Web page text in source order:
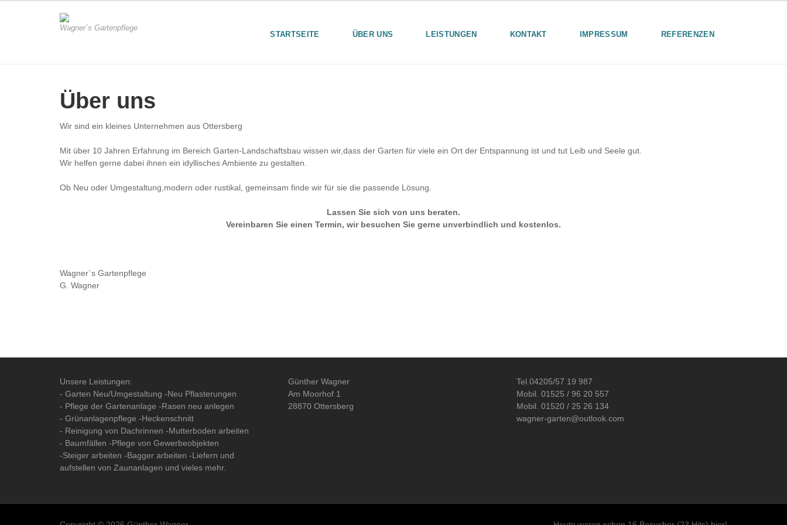
Wagner´s Gartenpflege
STARTSEITE ÜBER UNS LEISTUNGEN KONTAKT IMPRESSUM REFERENZEN
Über uns
Wir sind ein kleines Unternehmen aus Ottersberg
Mit über 10 Jahren Erfahrung im Bereich Garten-Landschaftsbau wissen wir,dass der Garten für viele ein Ort der Entspannung ist und tut Leib und Seele gut.
Wir helfen gerne dabei ihnen ein idyllisches Ambiente zu gestalten.
Ob Neu oder Umgestaltung,modern oder rustikal, gemeinsam finde wir für sie die passende Lösung.
Lassen Sie sich von uns beraten.
Vereinbaren Sie einen Termin, wir besuchen Sie gerne unverbindlich und kostenlos.
Wagner´s Gartenpflege
G. Wagner
Unsere Leistungen:
- Garten Neu/Umgestaltung -Neu Pflasterungen
- Pflege der Gartenanlage -Rasen neu anlegen
- Grünanlagenpflege -Heckenschnitt
- Reinigung von Dachrinnen -Mutterboden arbeiten
- Baumfällen -Pflege von Gewerbeobjekten
-Steiger arbeiten -Bagger arbeiten -Liefern und
aufstellen von Zaunanlagen und vieles mehr.
Günther Wagner
Am Moorhof 1
28870 Ottersberg
Tel.04205/57 19 987
Mobil. 01525 / 96 20 557
Mobil. 01520 / 25 26 134
wagner-garten@outlook.com